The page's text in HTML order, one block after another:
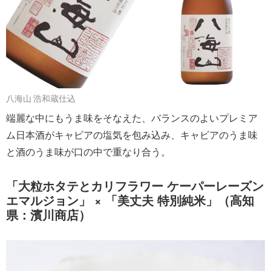
八海山 浩和蔵仕込
端麗な中にもうま味をそなえた、バランスのよいプレミア
ム日本酒がキャビアの塩気を包み込み、キャビアのうま味
と酒のうま味が口の中で重なり合う。
「大粒ホタテとカリフラワー ケーパーレーズン
エマルジョン」 × 「美丈夫 特別純米」（高知
県：濱川商店）